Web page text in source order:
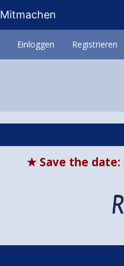
Mitmachen
Einloggen Registrieren
★ Save the date: